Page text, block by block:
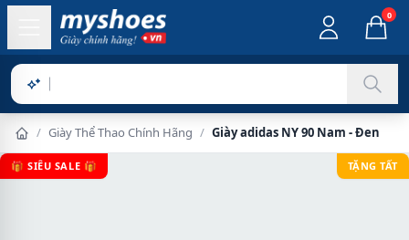
0
Sản phẩm
/ Giày Thể Thao Chính Hãng / Giày adidas NY 90 Nam - Đen
🎁 SIÊU SALE 🎁 TẶNG TẤT